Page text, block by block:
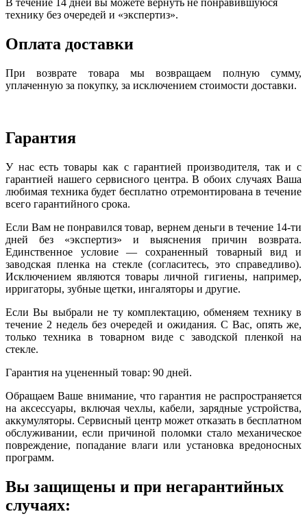
В течение 14 дней вы можете вернуть не понравившуюся
технику без очередей и «экспертиз».
Оплата доставки
При возврате товара мы возвращаем полную сумму,
уплаченную за покупку, за исключением стоимости доставки.
Гарантия
У нас есть товары как с гарантией производителя, так и с
гарантией нашего сервисного центра. В обоих случаях Ваша
любимая техника будет бесплатно отремонтирована в течение
всего гарантийного срока.
Если Вам не понравился товар, вернем деньги в течение 14-ти
дней без «экспертиз» и выяснения причин возврата.
Единственное условие — сохраненный товарный вид и
заводская пленка на стекле (согласитесь, это справедливо).
Исключением являются товары личной гигиены, например,
ирригаторы, зубные щетки, ингаляторы и другие.
Если Вы выбрали не ту комплектацию, обменяем технику в
течение 2 недель без очередей и ожидания. С Вас, опять же,
только техника в товарном виде с заводской пленкой на
стекле.
Гарантия на уцененный товар: 90 дней.
Обращаем Ваше внимание, что гарантия не распространяется
на аксессуары, включая чехлы, кабели, зарядные устройства,
аккумуляторы. Сервисный центр может отказать в бесплатном
обслуживании, если причиной поломки стало механическое
повреждение, попадание влаги или установка вредоносных
программ.
Вы защищены и при негарантийных
случаях: